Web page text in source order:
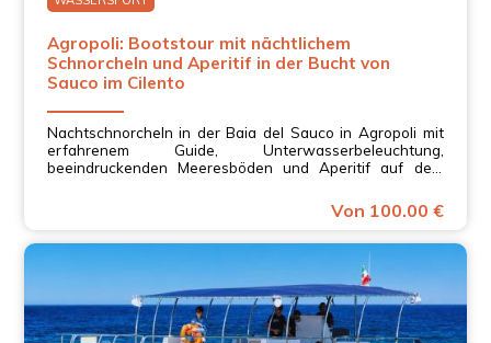
Agropoli: Bootstour mit nächtlichem
Schnorcheln und Aperitif in der Bucht von
Sauco im Cilento
Nachtschnorcheln in der Baia del Sauco in Agropoli mit
erfahrenem Guide, Unterwasserbeleuchtung,
beeindruckenden Meeresböden und Aperitif auf dem
Von 100.00 €